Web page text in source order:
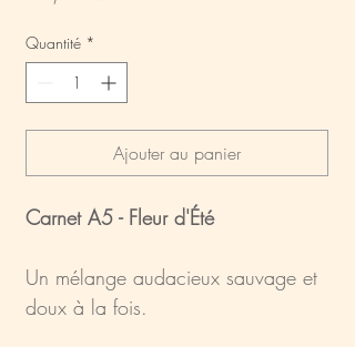
Quantité *
Ajouter au panier
Carnet A5 - Fleur d'Été
Un mélange audacieux sauvage et
doux à la fois.